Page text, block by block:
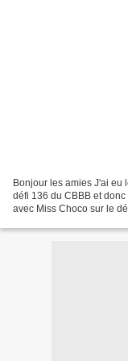
Bonjour les amies J'ai eu
défi 136 du CBBB et
avec Miss Choco sur le